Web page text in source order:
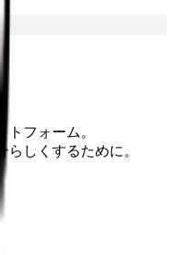
フォーム。
しくするために。